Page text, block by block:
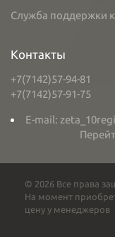
Служба поддержки
Контакты
+7(7142)57-94-81
+7(7142)57-91-75
E-mail:
© 2026 Все права
На момент
цену у менеджеров